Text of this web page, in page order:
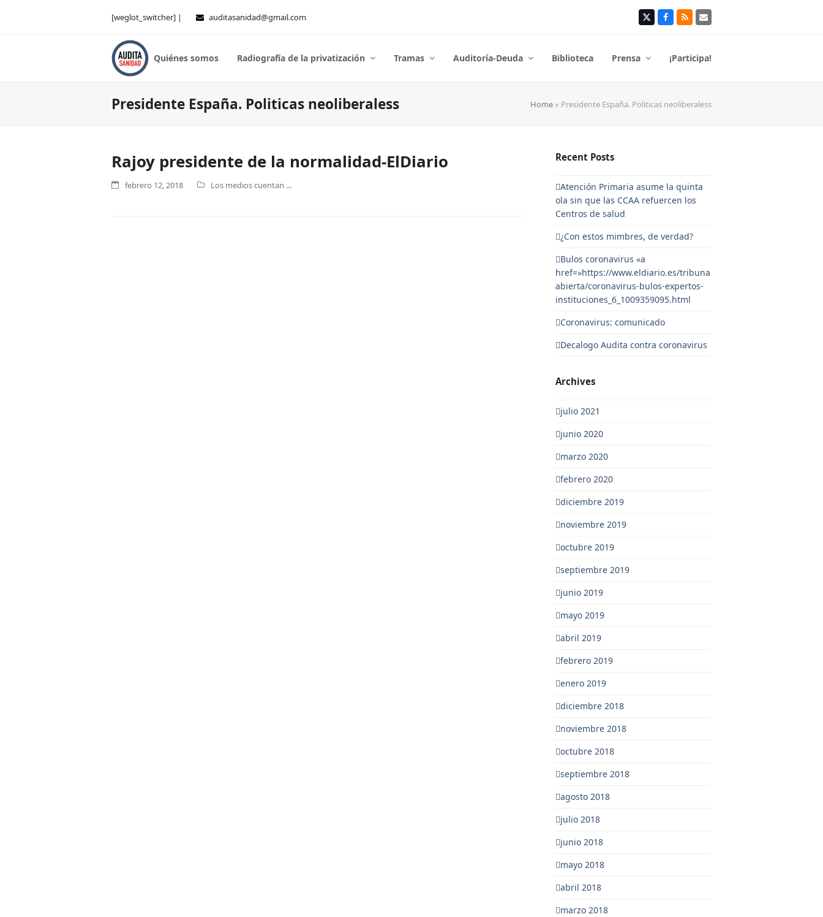
[weglot_switcher] | auditasanidad@gmail.com TwitterFacebook
RSS Correo
Quiénes somos Radiografía de la privatización Tramas Auditoría-Deuda Biblioteca Prensa ¡Participa!
Presidente España. Politicas neoliberaless Home » Presidente España. Politicas neoliberaless
Rajoy presidente de la normalidad-ElDiario
febrero 12, 2018 Los medios cuentan ...
Recent Posts
Atención Primaria asume la quinta
ola sin que las CCAA refuercen los
Centros de salud
¿Con estos mimbres, de verdad?
Bulos coronavirus «a
href=»https://www.eldiario.es/tribuna
abierta/coronavirus-bulos-expertos-
instituciones_6_1009359095.html
Coronavirus: comunicado
Decalogo Audita contra coronavirus
Archives
julio 2021
junio 2020
marzo 2020
febrero 2020
diciembre 2019
noviembre 2019
octubre 2019
septiembre 2019
junio 2019
mayo 2019
abril 2019
febrero 2019
enero 2019
diciembre 2018
noviembre 2018
octubre 2018
septiembre 2018
agosto 2018
julio 2018
junio 2018
mayo 2018
abril 2018
marzo 2018